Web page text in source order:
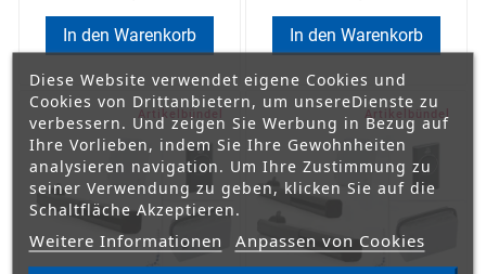
der Frequenz 868,35 MHz arbeiten.Diese Antriebe
Geschwindigkeit von bis zu 18 Metern pro Minute, d.
H. bei maximaler Geschwindigkeit sind sie 50%
schneller als die Antriebe von anderen Herstellern.
In den Warenkorb In den Warenkorb
Artikelbündel Artikelbündel
Diese Website verwendet eigene Cookies und
Cookies von Drittanbietern, um unsereDienste zu
verbessern. Und zeigen Sie Werbung in Bezug auf
Ihre Vorlieben, indem Sie Ihre Gewohnheiten
analysieren navigation. Um Ihre Zustimmung zu
seiner Verwendung zu geben, klicken Sie auf die
Schaltfläche Akzeptieren.
Weitere Informationen Anpassen von Cookies